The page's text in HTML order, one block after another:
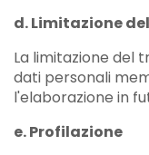
d. Limitazione
La limitazione del
dati personali
l'elaborazione in
e. Profilazione